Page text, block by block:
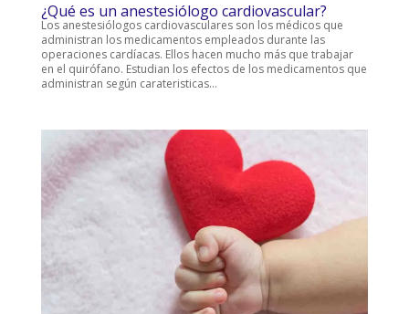
¿Qué es un anestesiólogo cardiovascular?
Los anestesiólogos cardiovasculares son los médicos que
administran los medicamentos empleados durante las
operaciones cardíacas. Ellos hacen mucho más que trabajar
en el quirófano. Estudian los efectos de los medicamentos que
administran según carateristicas...